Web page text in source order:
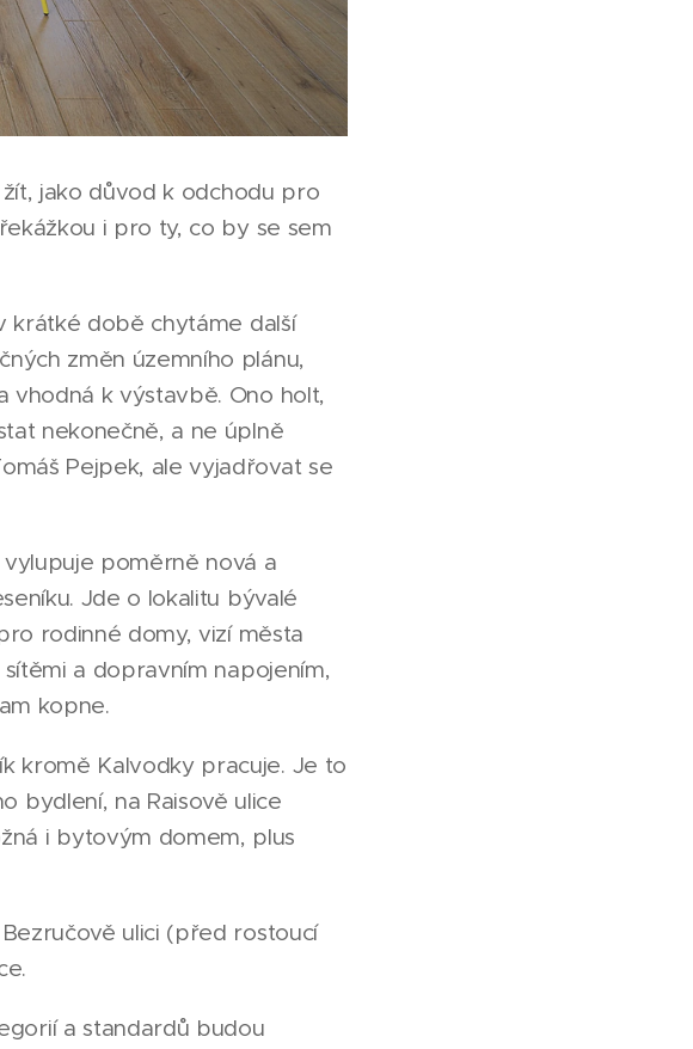
jako důvod k odchodu pro
i pro ty, co by se sem
krátké době chytáme další
změn územního plánu,
vhodná k výstavbě. Ono holt,
nekonečně, a ne úplně
Pejpek, ale vyjadřovat se
poměrně nová a
Jde o lokalitu bývalé
rodinné domy, vizí města
a dopravním napojením,
kopne.
kromě Kalvodky pracuje. Je to
bydlení, na Raisově ulice
i bytovým domem, plus
ulici (před rostoucí
a standardů budou